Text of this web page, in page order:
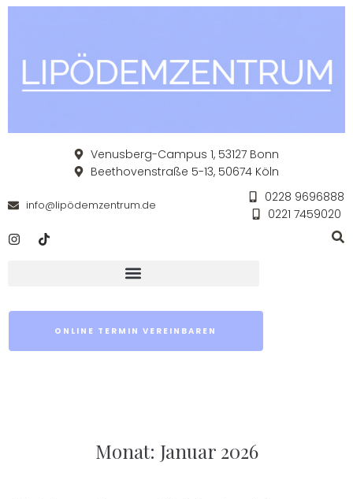
Venusberg-Campus 1, 53127 Bonn
Beethovenstraße 5-13, 50674 Köln
info@lipödemzentrum.de
0228 9696888
0221 7459020
ONLINE TERMIN VEREINBAREN
Monat: Januar 2026